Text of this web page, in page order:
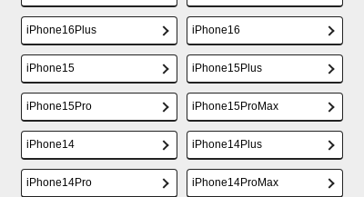
iPhone16Plus iPhone16
iPhone15 iPhone15Plus
iPhone15Pro iPhone15ProMax
iPhone14 iPhone14Plus
iPhone14Pro iPhone14ProMax